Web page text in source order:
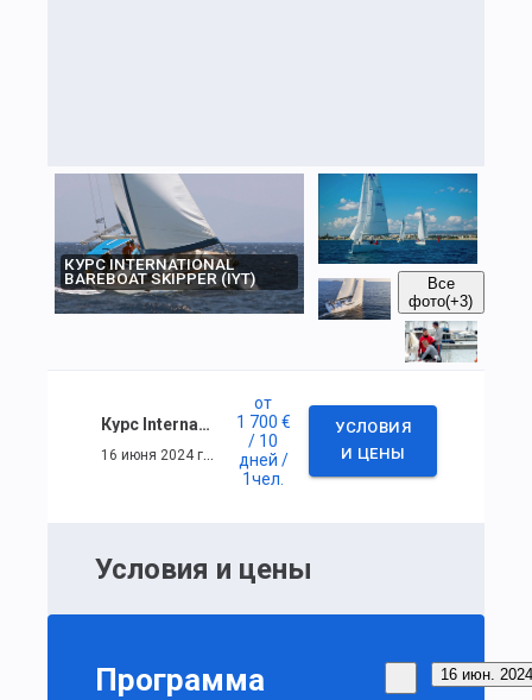
КУРС INTERNATIONAL
BAREBOAT SKIPPER (IYT)
Все
фото(+3)
Курс International Bareboat Skipper (IYT)
16 июня 2024 г. — 25 июня 2024 г.
от
1 700 €
/ 10
дней /
1чел.
УСЛОВИЯ
И ЦЕНЫ
Условия и цены
Программа 16 июн.